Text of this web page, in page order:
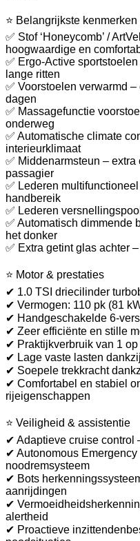
⭐ Belangrijkste
✅ Stof ‘Honeycomb’ /
hoogwaardige en
✅ Ergo-Active
lange ritten
✅ Voorstoelen verwarmd
dagen
✅ Massagefunctie
onderweg
✅ Automatische climate
interieurklimaat
✅ Middenarmsteun –
passagier
✅ Lederen
handbereik
✅ Lederen
✅ Automatisch dimmende
het donker
✅ Extra getint glas achter
⭐ Motor & prestaties
✔ 1.0 TSI driecilinder
✔ Vermogen: 110 pk (81
✔ Handgeschakelde 6-
✔ Zeer efficiënte en stille
✔ Praktijkverbruik van 1
✔ Lage vaste lasten
✔ Soepele trekkracht
✔ Comfortabel en stabiel
rijeigenschappen
⭐ Veiligheid & assistentie
✔ Adaptieve cruise control
✔ Autonomous
noodremsysteem
✔ Bots
aanrijdingen
✔
alertheid
✔ Proactieve